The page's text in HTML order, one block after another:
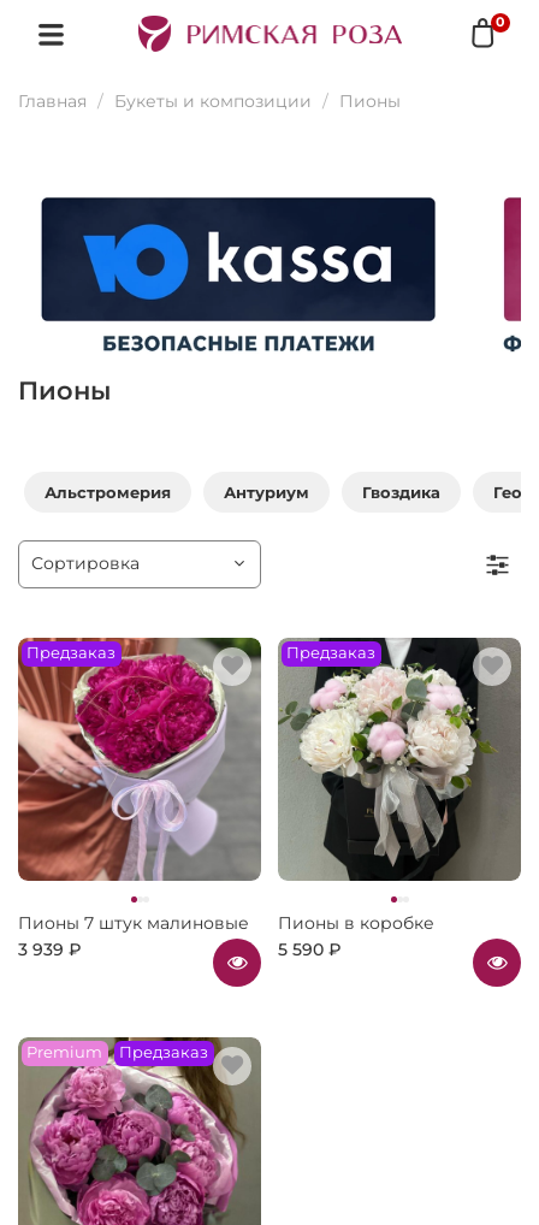
0
Главная Букеты и композиции Пионы
Пионы
Альстромерия Антуриум Гвоздика
Предзаказ
Пионы 7 штук малиновые
3 939 ₽
Предзаказ
Пионы в коробке
5 590 ₽
Premium Предзаказ